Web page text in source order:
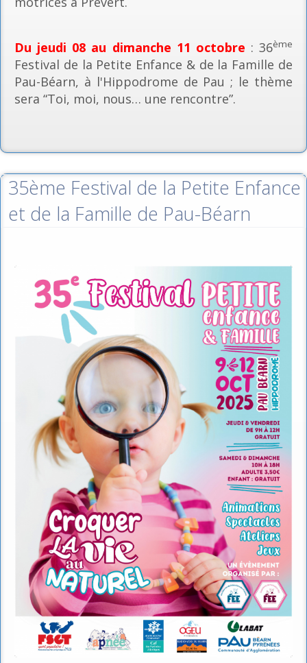
Du jeudi 08 au dimanche 11 octobre : 36ème
Festival de la Petite Enfance & de la Famille de
Pau-Béarn, à l'Hippodrome de Pau ; le thème
sera “Toi, moi, nous… une rencontre”.
35ème Festival de la Petite Enfance
et de la Famille de Pau-Béarn